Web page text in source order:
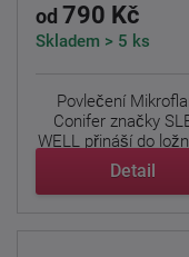
od 790 Kč
Skladem > 5 ks
Povlečení
Conifer značky
WELL přináší do
Detail